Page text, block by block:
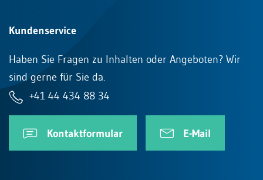
Kundenservice
Haben Sie Fragen zu Inhalten oder Angeboten? Wir
sind gerne für Sie da.
+41 44 434 88 34
Kontaktformular E-Mail